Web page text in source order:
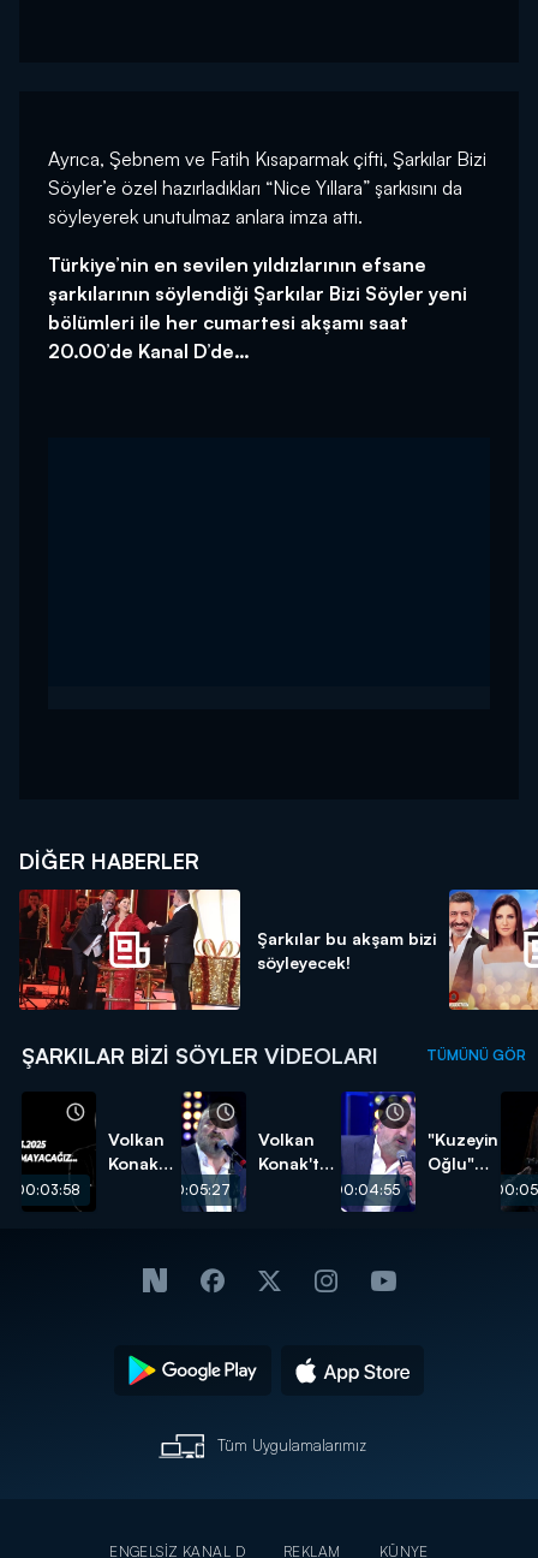
Ayrıca, Şebnem ve Fatih Kısaparmak çifti, Şarkılar Bizi
Söyler’e özel hazırladıkları “Nice Yıllara” şarkısını da
söyleyerek unutulmaz anlara imza attı.
Türkiye’nin en sevilen yıldızlarının efsane
şarkılarının söylendiği Şarkılar Bizi Söyler yeni
bölümleri ile her cumartesi akşamı saat
20.00’de Kanal D’de…
DIĞER HABERLER
Şarkılar bu akşam bizi
söyleyecek!
ŞARKILAR BIZI SÖYLER VIDEOLARI TÜMÜNÜ GÖR
00:03:58
Volkan
Konak
00:05:27
Volkan
Konak'tan
00:04:55
"Kuzeyin
Oğlu"
Tüm Uygulamalarımız
ENGELSİZ KANAL D REKLAM KÜNYE